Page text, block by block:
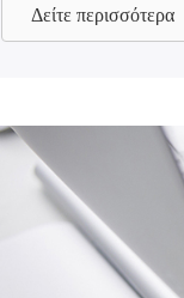
Δείτε περισσότερα